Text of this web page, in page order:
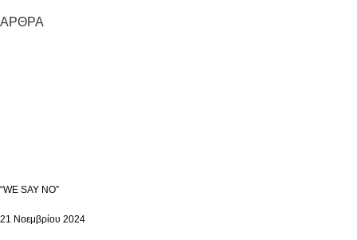
ΆΡΘΡΑ
“WE SAY NO”
21 Νοεμβρίου 2024